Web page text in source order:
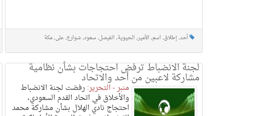
أحد,إطلاق, اسم, الأمير, الحيوية, الفيصل, سعود, شوارع,على,مكة
لجنة الانضباط ترفض احتجاجات بشأن نظامية
مشاركة لاعبين من أحد والاتحاد
منبر - التحرير:رفضت لجنة الانضباط
والأخلاق في اتحاد القدم السعودي،
احتجاج نادي الهلال بشأن مشاركة محمد